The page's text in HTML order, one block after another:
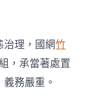
治理，國網竹
，承當著處置
務嚴重。